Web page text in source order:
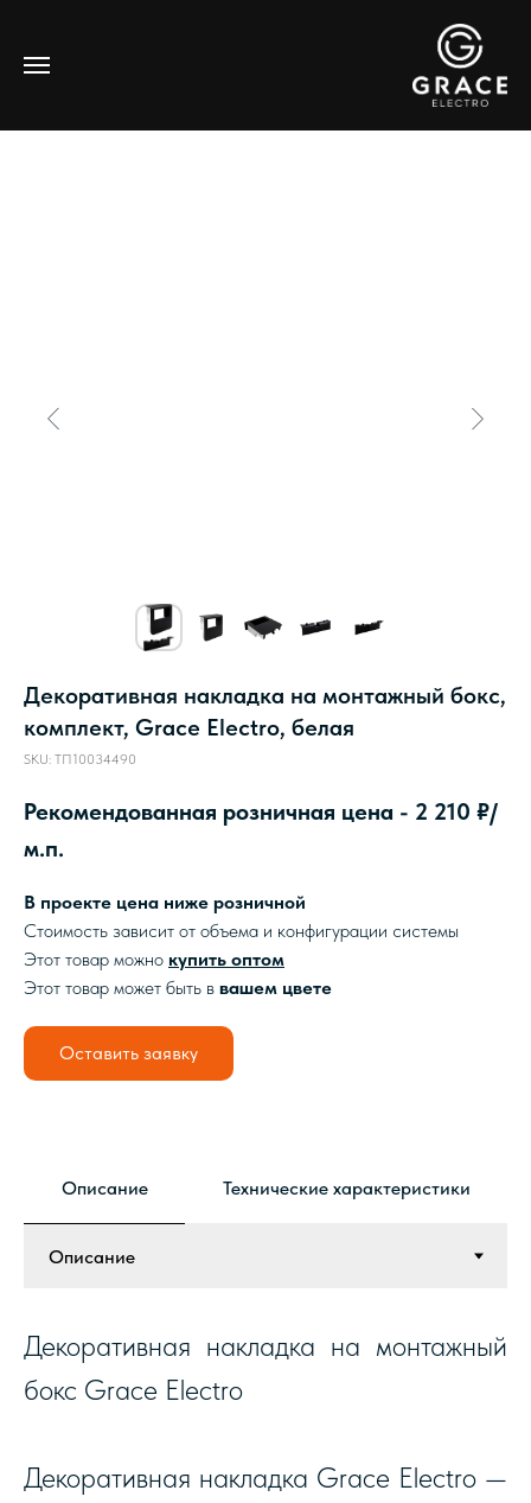
Декоративная накладка на монтажный бокс,
комплект, Grace Electro, белая
SKU: ТП10034490
Рекомендованная розничная цена - 2 210 ₽/
м.п.
В проекте цена ниже розничной
Стоимость зависит от объема и конфигурации системы
Этот товар можно купить оптом
Этот товар может быть в вашем цвете
Оставить заявку
Описание Технические характеристики
Декоративная накладка на монтажный
бокс Grace Electro
Декоративная накладка Grace Electro —